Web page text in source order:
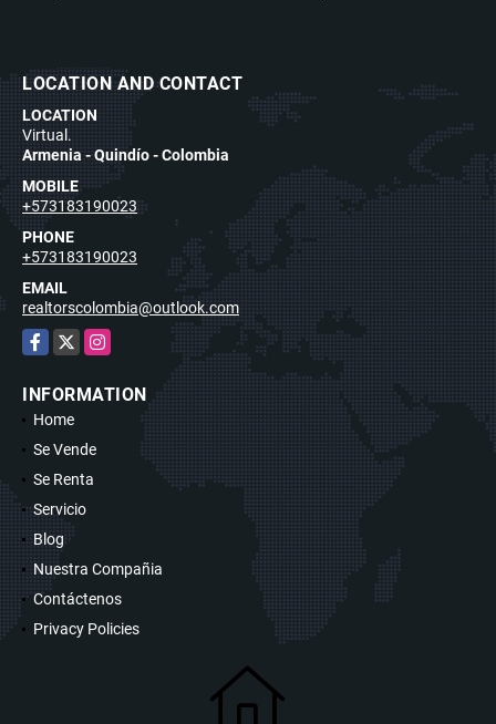
LOCATION AND CONTACT
LOCATION
Virtual.
Armenia - Quindío - Colombia
MOBILE
+573183190023
PHONE
+573183190023
EMAIL
realtorscolombia@outlook.com
Facebook
X Instagram
INFORMATION
Home
Se Vende
Se Renta
Servicio
Blog
Nuestra Compañia
Contáctenos
Privacy Policies